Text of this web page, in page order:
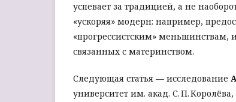
успевает за традицией, а не
«ускоряя» модерн: например,
«прогрессистским» меньшинствам,
связанных с материнством.
Следующая статья — исследование
университет им. акад. С. П.